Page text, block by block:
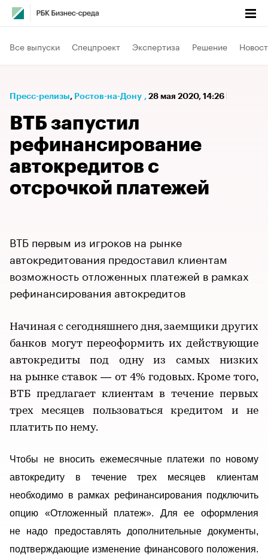
Все выпуски Спецпроект Экспертиза Решение
Пресс-релизы⁠, Ростов-на-Дону , 28 мая 2020, 14:26
ВТБ запустил
рефинансирование
автокредитов с
отсрочкой платежей
ВТБ первым из игроков на рынке
автокредитования предоставил клиентам
возможность отложенных платежей в рамках
рефинансирования автокредитов
Начиная с сегодняшнего дня, заемщики других
банков могут переоформить их действующие
автокредиты под одну из самых низких
на рынке ставок — от 4% годовых. Кроме того,
ВТБ предлагает клиентам в течение первых
трех месяцев пользоваться кредитом и не
платить по нему.
Чтобы не вносить ежемесячные платежи по новому
автокредиту в течение трех месяцев клиентам
необходимо в рамках рефинансирования подключить
опцию «Отложенный платеж». Для ее оформления
не надо предоставлять дополнительные документы,
подтверждающие изменение финансового положения.